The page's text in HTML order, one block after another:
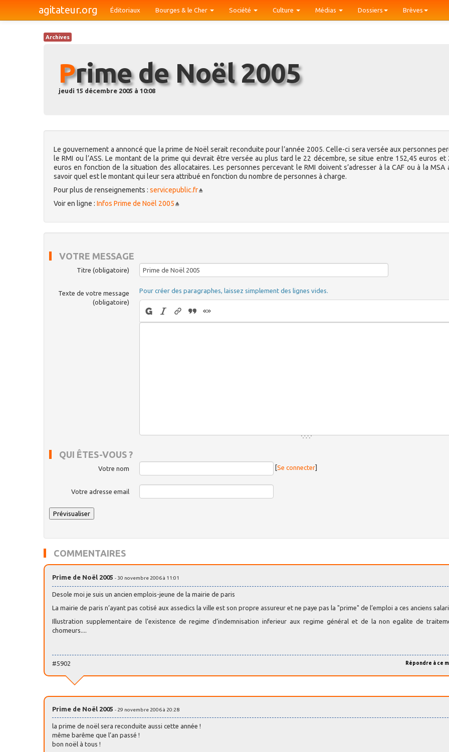
agitateur.org Éditoriaux Bourges & le Cher Société Culture Médias Dossiers Brèves
Archives
Prime de Noël 2005
jeudi 15 décembre 2005 à 10:08
Le gouvernement a annoncé que la prime de Noël serait reconduite pour l’année 2005. Celle-ci sera versée aux personnes
le RMI ou l’ASS. Le montant de la prime qui devrait être versée au plus tard le 22 décembre, se situe entre 152,45 euros et
euros en fonction de la situation des allocataires. Les personnes percevant le RMI doivent s’adresser à la CAF ou à la MSA
savoir quel est le montant qui leur sera attribué en fonction du nombre de personnes à charge.
Pour plus de renseignements : servicepublic.fr
Voir en ligne : Infos Prime de Noël 2005
VOTRE MESSAGE
Titre (obligatoire)
Texte de votre message
(obligatoire)
Pour créer des paragraphes, laissez simplement des lignes vides.
QUI ÊTES-VOUS ?
Votre nom [Se connecter]
Votre adresse email
COMMENTAIRES
Prime de Noël 2005 - 30 novembre 2006 à 11:01
Desole moi je suis un ancien emplois-jeune de la mairie de paris
La mairie de paris n’ayant pas cotisé aux assedics la ville est son propre assureur et ne paye pas la "prime" de l’emploi a ces anciens
Illustration supplementaire de l’existence de regime d’indemnisation inferieur aux regime général et de la non egalite de
chomeurs....
Répondre à ce
#5902
Prime de Noël 2005 - 29 novembre 2006 à 20:28
la prime de noël sera reconduite aussi cette année !
même barême que l’an passé !
bon noël à tous !